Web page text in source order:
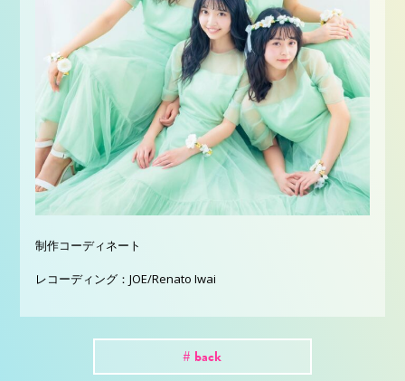
制作コーディネート
レコーディング：JOE/Renato Iwai
# back